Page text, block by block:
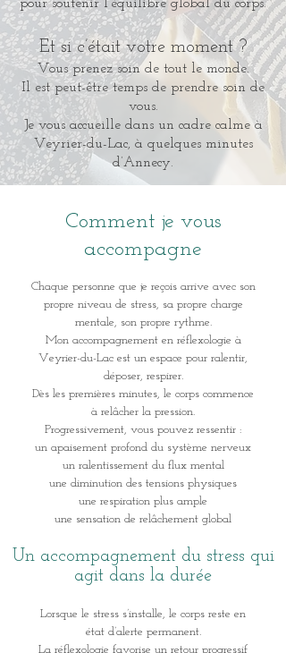
pour soutenir l’équilibre global du corps.
Et si c’était votre moment ?
Vous prenez soin de tout le monde.
Il est peut-être temps de prendre soin de
vous.
Je vous accueille dans un cadre calme à
Veyrier-du-Lac, à quelques minutes
d’Annecy.
Comment je vous
accompagne
Chaque personne que je reçois arrive avec son
propre niveau de stress, sa propre charge
mentale, son propre rythme.
Mon accompagnement en réflexologie à
Veyrier-du-Lac est un espace pour ralentir,
déposer, respirer.
Dès les premières minutes, le corps commence
à relâcher la pression.
Progressivement, vous pouvez ressentir :
un apaisement profond du système nerveux
un ralentissement du flux mental
une diminution des tensions physiques
une respiration plus ample
une sensation de relâchement global
Un accompagnement du stress qui
agit dans la durée
Lorsque le stress s’installe, le corps reste en
état d’alerte permanent.
La réflexologie favorise un retour progressif